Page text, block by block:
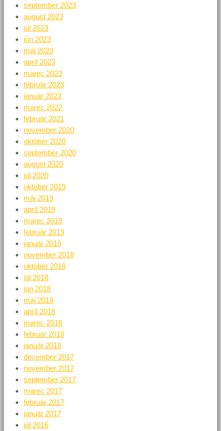
september 2023
august 2023
júl 2023
jún 2023
máj 2023
apríl 2023
marec 2023
február 2023
január 2023
marec 2022
február 2021
november 2020
október 2020
september 2020
august 2020
júl 2020
október 2019
máj 2019
apríl 2019
marec 2019
február 2019
január 2019
november 2018
október 2018
júl 2018
jún 2018
máj 2018
apríl 2018
marec 2018
február 2018
január 2018
december 2017
november 2017
september 2017
marec 2017
február 2017
január 2017
júl 2016